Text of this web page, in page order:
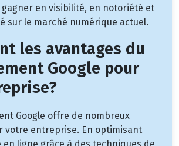
en visibilité, en notoriété et
sur le marché numérique actuel.
les avantages du
Google pour
Google offre de nombreux
votre entreprise. En optimisant